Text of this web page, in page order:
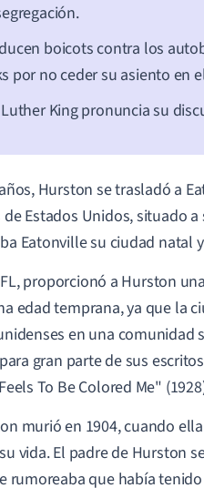
boicots contra los
por no ceder su asiento
King pronuncia su
Hurston se trasladó a
Estados Unidos, situado
Eatonville su ciudad natal
proporcionó a Hurston
edad temprana, ya que la
en una comunidad
gran parte de sus
To Be Colored Me"
murió en 1904, cuando
vida. El padre de Hurston
rumoreaba que había